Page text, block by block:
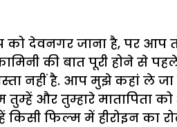
देवनगर जाना है, पर आप
की बात पूरी होने से
नहीं है. आप मुझे कहां ले जा
और तुम्हारे मातापिता
फिल्म में हीरोइन का